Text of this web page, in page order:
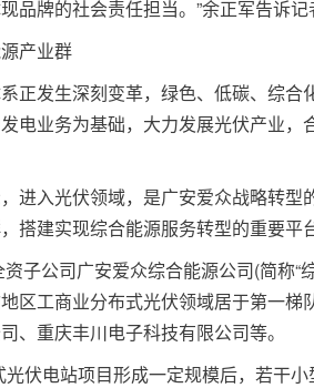
品牌的社会责任担当。”余正军告诉记
产业群
发生深刻变革，绿色、低碳、综合
电业务为基础，大力发展光伏产业
入光伏领域，是广安爱众战略转型
搭建实现综合能源服务转型的重要平
公司广安爱众综合能源公司(简称“
区工商业分布式光伏领域居于第一
、重庆丰川电子科技有限公司等。
伏电站项目形成一定规模后，若干小